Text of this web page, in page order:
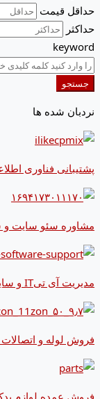
حداقل قیمت
حداکثر
keyword
جستجو
نردبان شده ها
پشتیبانی فناوری
مشاوره سئو سایت و
مدیریت آی تیIT و سایت
فروش لوله و
فروش عمده لوازم